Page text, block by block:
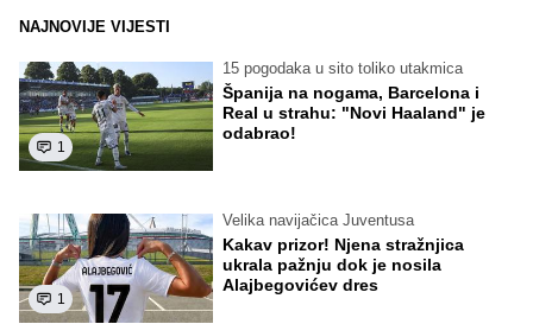
NAJNOVIJE VIJESTI
1
15 pogodaka u sito toliko utakmica
Španija na nogama, Barcelona i
Real u strahu: "Novi Haaland" je
odabrao!
1
Velika navijačica Juventusa
Kakav prizor! Njena stražnjica
ukrala pažnju dok je nosila
Alajbegovićev dres